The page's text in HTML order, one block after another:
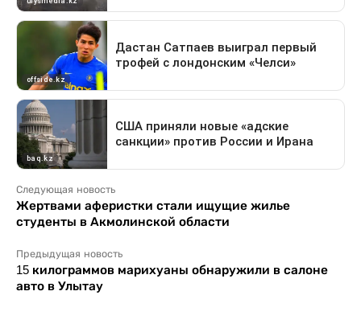
Следующая новость
Жертвами аферистки стали ищущие жилье
студенты в Акмолинской области
Предыдущая новость
15 килограммов марихуаны обнаружили в салоне
авто в Улытау